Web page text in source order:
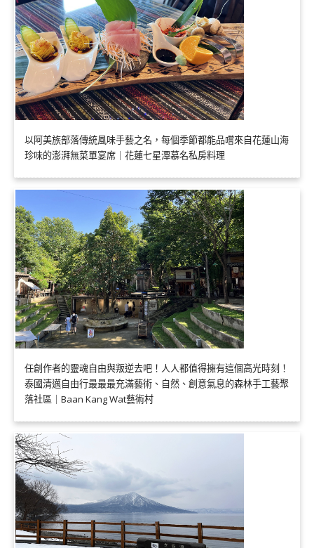
以阿美族部落傳統風味手藝之名，每個季節都能品嚐來自花蓮山海
珍味的澎湃無菜單宴席｜花蓮七星潭慕名私房料理
任創作者的靈魂自由與叛逆去吧！人人都值得擁有這個高光時刻！
泰國清邁自由行最最最充滿藝術、自然、創意氣息的森林手工藝聚
落社區｜Baan Kang Wat藝術村